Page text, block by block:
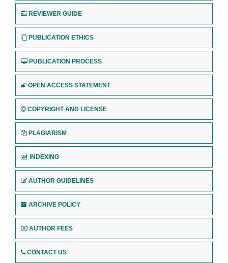
REVIEWER GUIDE
PUBLICATION ETHICS
PUBLICATION PROCESS
OPEN ACCESS STATEMENT
COPYRIGHT AND LICENSE
PLAGIARISM
INDEXING
AUTHOR GUIDELINES
ARCHIVE POLICY
AUTHOR FEES
CONTACT US